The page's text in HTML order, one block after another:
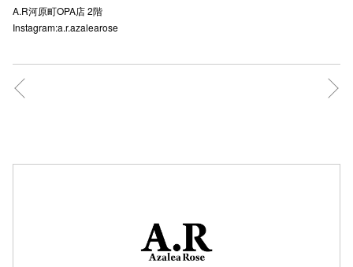
A.R河原町OPA店 2階
Instagram:a.r.azalearose
横浜